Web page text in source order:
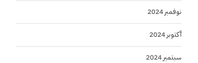
نوفمبر 2024
أكتوبر 2024
سبتمبر 2024